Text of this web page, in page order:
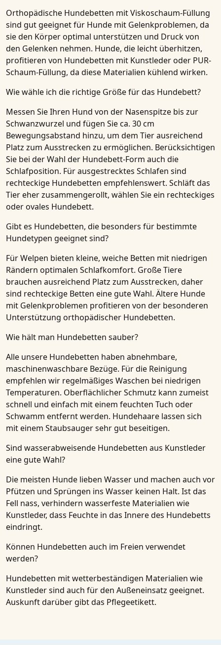
Orthopädische Hundebetten mit Viskoschaum-Füllung
sind gut geeignet für Hunde mit Gelenkproblemen, da
sie den Körper optimal unterstützen und Druck von
den Gelenken nehmen. Hunde, die leicht überhitzen,
profitieren von Hundebetten mit Kunstleder oder PUR-
Schaum-Füllung, da diese Materialien kühlend wirken.
Wie wähle ich die richtige Größe für das Hundebett?
Messen Sie Ihren Hund von der Nasenspitze bis zur
Schwanzwurzel und fügen Sie ca. 30 cm
Bewegungsabstand hinzu, um dem Tier ausreichend
Platz zum Ausstrecken zu ermöglichen. Berücksichtigen
Sie bei der Wahl der Hundebett-Form auch die
Schlafposition. Für ausgestrecktes Schlafen sind
rechteckige Hundebetten empfehlenswert. Schläft das
Tier eher zusammengerollt, wählen Sie ein rechteckiges
oder ovales Hundebett.
Gibt es Hundebetten, die besonders für bestimmte
Hundetypen geeignet sind?
Für Welpen bieten kleine, weiche Betten mit niedrigen
Rändern optimalen Schlafkomfort. Große Tiere
brauchen ausreichend Platz zum Ausstrecken, daher
sind rechteckige Betten eine gute Wahl. Ältere Hunde
mit Gelenkproblemen profitieren von der besonderen
Unterstützung orthopädischer Hundebetten.
Wie hält man Hundebetten sauber?
Alle unsere Hundebetten haben abnehmbare,
maschinenwaschbare Bezüge. Für die Reinigung
empfehlen wir regelmäßiges Waschen bei niedrigen
Temperaturen. Oberflächlicher Schmutz kann zumeist
schnell und einfach mit einem feuchten Tuch oder
Schwamm entfernt werden. Hundehaare lassen sich
mit einem Staubsauger sehr gut beseitigen.
Sind wasserabweisende Hundebetten aus Kunstleder
eine gute Wahl?
Die meisten Hunde lieben Wasser und machen auch vor
Pfützen und Sprüngen ins Wasser keinen Halt. Ist das
Fell nass, verhindern wasserfeste Materialien wie
Kunstleder, dass Feuchte in das Innere des Hundebetts
eindringt.
Können Hundebetten auch im Freien verwendet
werden?
Hundebetten mit wetterbeständigen Materialien wie
Kunstleder sind auch für den Außeneinsatz geeignet.
Auskunft darüber gibt das Pflegeetikett.